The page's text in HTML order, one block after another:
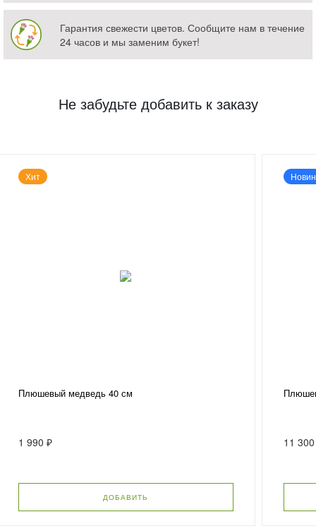
Гарантия свежести цветов. Сообщите нам в течение
24 часов и мы заменим букет!
Не забудьте добавить к заказу
Хит
Плюшевый медведь 40 см
1 990 ₽
ДОБАВИТЬ
11